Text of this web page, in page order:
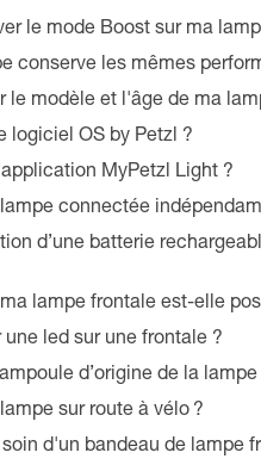
le mode Boost sur ma
conserve les mêmes
le modèle et l'âge de ma
logiciel OS by Petzl ?
MyPetzl Light ?
connectée
d’une batterie
lampe frontale est-elle
led sur une frontale ?
d’origine de la
sur route à vélo ?
d'un bandeau de lampe